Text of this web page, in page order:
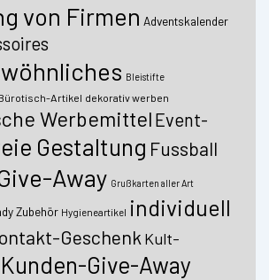
von Firmen Adventskalender
Bleistifte
Artikel dekorativ werben
Werbemittel Event-
Gestaltung Fussball
Away Grußkarten aller Art
Zubehör Hygieneartikel individuell
Geschenk Kult-
Kunden-Give-Away